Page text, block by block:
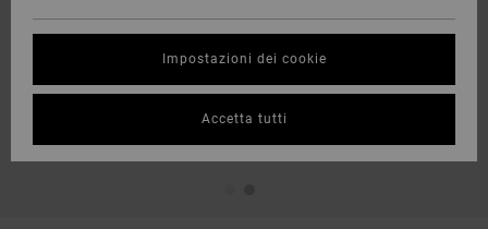
Impostazioni dei cookie
Accetta tutti